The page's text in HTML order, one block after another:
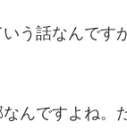
う話なんです
んですよね。